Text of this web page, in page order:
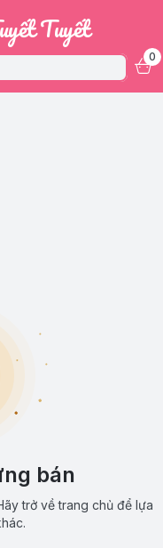
Tuyết
0
bán
trở về trang chủ để lựa